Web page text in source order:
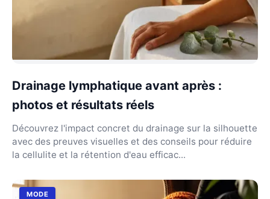
Drainage lymphatique avant après :
photos et résultats réels
Découvrez l'impact concret du drainage sur la silhouette
avec des preuves visuelles et des conseils pour réduire
la cellulite et la rétention d'eau efficac...
MODE